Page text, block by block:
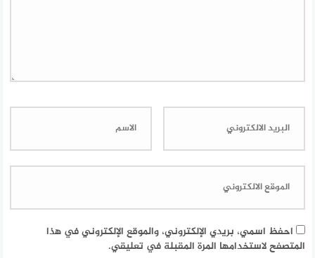
احفظ اسمي، بريدي الإلكتروني، والموقع الإلكتروني في هذا
المتصفح لاستخدامها المرة المقبلة في تعليقي.